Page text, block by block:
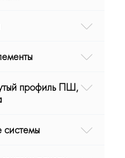
профиль ПШ,
системы